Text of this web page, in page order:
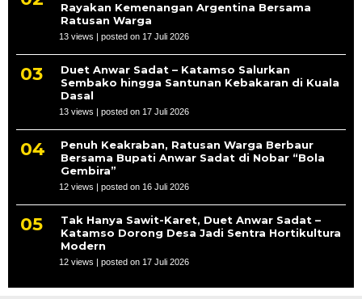
Rayakan Kemenangan Argentina Bersama
Ratusan Warga
13 views | posted on 17 Juli 2026
Duet Anwar Sadat – Katamso Salurkan
Sembako hingga Santunan Kebakaran di Kuala
Dasal
13 views | posted on 17 Juli 2026
Penuh Keakraban, Ratusan Warga Berbaur
Bersama Bupati Anwar Sadat di Nobar “Bola
Gembira”
12 views | posted on 16 Juli 2026
Tak Hanya Sawit-Karet, Duet Anwar Sadat –
Katamso Dorong Desa Jadi Sentra Hortikultura
Modern
12 views | posted on 17 Juli 2026